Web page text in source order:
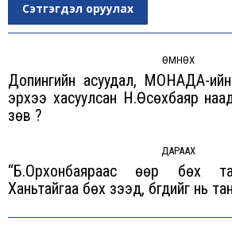
Сэтгэгдэл оруулах
ӨМНӨХ
Previous
Допингийн асуудал, МОНАДА-
эрхээ хасуулсан Н.Өсөхбаяр
зөв үү?
ДАРААХ
Next
“Б.Орхонбаяраас өөр бөх
Ханьтайгаа бөх үзээд, бүгдийг нь